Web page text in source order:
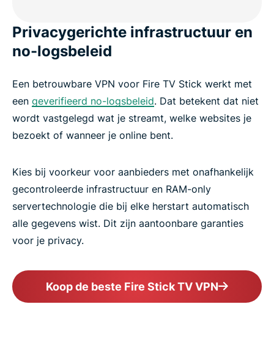
Privacygerichte infrastructuur en
no-logsbeleid
Een betrouwbare VPN voor Fire TV Stick werkt met
een geverifieerd no-logsbeleid. Dat betekent dat niet
wordt vastgelegd wat je streamt, welke websites je
bezoekt of wanneer je online bent.
Kies bij voorkeur voor aanbieders met onafhankelijk
gecontroleerde infrastructuur en RAM-only
servertechnologie die bij elke herstart automatisch
alle gegevens wist. Dit zijn aantoonbare garanties
voor je privacy.
Koop de beste Fire Stick TV VPN